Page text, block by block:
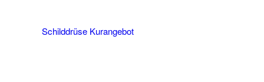
Schilddrüse Kurangebot